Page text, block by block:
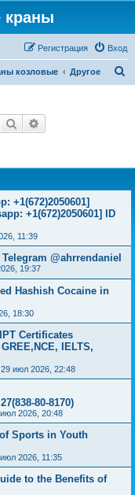
краны
Вход
Регистрация
козловые Другое
Поиск
+1(672)2050601]
+1(672)2050601] ID
11:39
@ahrrendaniel
19:37
Hashish Cocaine in
18:30
Certificates
IELTS,
29 июл 2026, 22:48
80-8170)
2026, 20:48
Sports in Youth
2026, 11:35
to the Benefits of